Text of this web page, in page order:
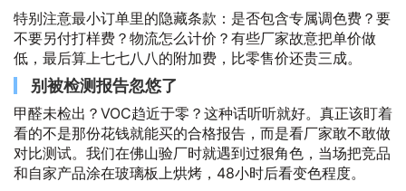
特别注意最小订单里的隐藏条款：是否包含专属调色费？要
不要另付打样费？物流怎么计价？有些厂家故意把单价做
低，最后算上七七八八的附加费，比零售价还贵三成。
别被检测报告忽悠了
甲醛未检出？VOC趋近于零？这种话听听就好。真正该盯着
看的不是那份花钱就能买的合格报告，而是看厂家敢不敢做
对比测试。我们在佛山验厂时就遇到过狠角色，当场把竞品
和自家产品涂在玻璃板上烘烤，48小时后看变色程度。